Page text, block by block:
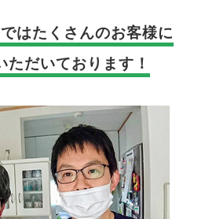
はたくさんのお客様に
ただいております！